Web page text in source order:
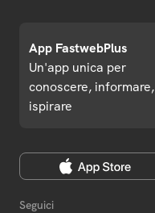
App FastwebPlus
Un'app unica per
conoscere, informare,
ispirare
Seguici